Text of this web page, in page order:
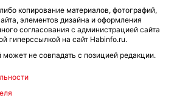
копирование материалов, фотографий,
элементов дизайна и оформления
согласования с администрацией сайта
гиперссылкой на сайт Habinfo.ru.
может не совпадать с позицией редакции.